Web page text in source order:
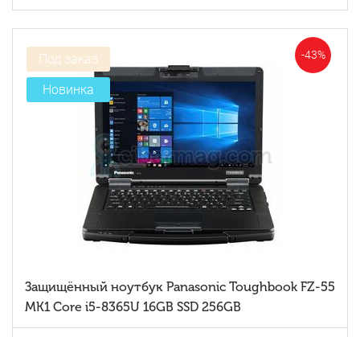
-43%
Под заказ
Новинка
Защищённый ноутбук Panasonic Toughbook FZ-55
MK1 Core i5-8365U 16GB SSD 256GB